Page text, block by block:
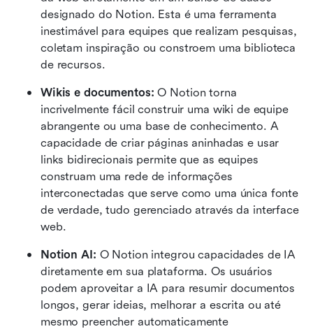
designado do Notion. Esta é uma ferramenta
inestimável para equipes que realizam pesquisas,
coletam inspiração ou constroem uma biblioteca
de recursos.
Wikis e documentos: O Notion torna
incrivelmente fácil construir uma wiki de equipe
abrangente ou uma base de conhecimento. A
capacidade de criar páginas aninhadas e usar
links bidirecionais permite que as equipes
construam uma rede de informações
interconectadas que serve como uma única fonte
de verdade, tudo gerenciado através da interface
web.
Notion AI: O Notion integrou capacidades de IA
diretamente em sua plataforma. Os usuários
podem aproveitar a IA para resumir documentos
longos, gerar ideias, melhorar a escrita ou até
mesmo preencher automaticamente